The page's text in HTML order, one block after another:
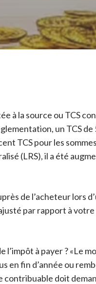
à la source ou TCS
un TCS
TCS pour les
(LRS), il a été
de l’acheteur
par rapport à
l’impôt à payer ?
en fin d’année ou
contribuable doit